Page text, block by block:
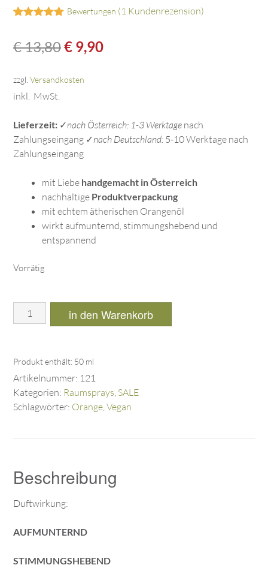
basierend
auf
Bewertungen (1 Kundenrezension)
€13,80€ 9,90
zzgl. Versandkosten
inkl. MwSt.
Lieferzeit: ✓nach Österreich: 1-3 Werktage nach
Zahlungseingang ✓nach Deutschland: 5-10 Werktage nach
Zahlungseingang
mit Liebe handgemacht in Österreich
nachhaltige Produktverpackung
mit echtem ätherischen Orangenöl
wirkt aufmunternd, stimmungshebend und
entspannend
Vorrätig
in den Warenkorb
Produkt enthält: 50 ml
Artikelnummer: 121
Kategorien: Raumsprays, SALE
Schlagwörter: Orange,Vegan
Beschreibung
Duftwirkung:
AUFMUNTERND
STIMMUNGSHEBEND